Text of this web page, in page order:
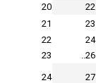
20
22
21
23
22
24
23
..26
24
27